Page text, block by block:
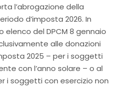
l’abrogazione della
d’imposta 2026. In
elenco del DPCM 8 gennaio
alle donazioni
2025 – per i soggetti
con l’anno solare – o al
i soggetti con esercizio non